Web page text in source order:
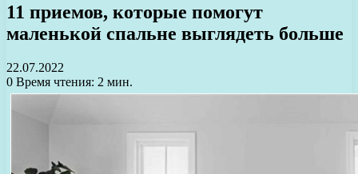
11 приемов, которые помогут
маленькой спальне выглядеть больше
22.07.2022
0 Время чтения: 2 мин.